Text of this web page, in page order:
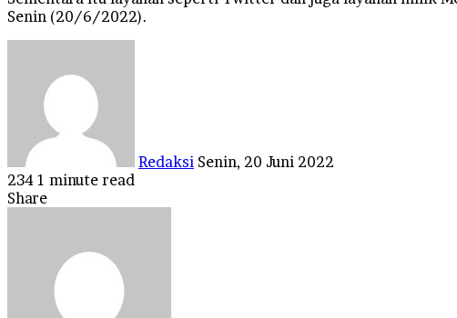
Senin (20/6/2022).
Redaksi Senin, 20 Juni 2022
234 1 minute read
Facebook
Twitter
LinkedIn
Tumblr
Pinterest
Reddit
VKontakte
Odnoklassniki
Pocket
Share